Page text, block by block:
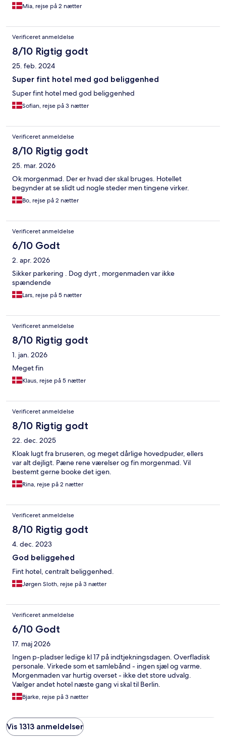
Mia, rejse på 2 nætter
Verificeret anmeldelse
8/10 Rigtig godt
25. feb. 2024
Super fint hotel med god beliggenhed
Super fint hotel med god beliggenhed
Sofian, rejse på 3 nætter
Verificeret anmeldelse
8/10 Rigtig godt
25. mar. 2026
Ok morgenmad. Der er hvad der skal bruges. Hotellet
begynder at se slidt ud nogle steder men tingene virker.
Bo, rejse på 2 nætter
Verificeret anmeldelse
6/10 Godt
2. apr. 2026
Sikker parkering . Dog dyrt , morgenmaden var ikke
spændende
Lars, rejse på 5 nætter
Verificeret anmeldelse
8/10 Rigtig godt
1. jan. 2026
Meget fin
Klaus, rejse på 5 nætter
Verificeret anmeldelse
8/10 Rigtig godt
22. dec. 2025
Kloak lugt fra bruseren, og meget dårlige hovedpuder, ellers
var alt dejligt. Pæne rene værelser og fin morgenmad. Vil
bestemt gerne booke det igen.
Rina, rejse på 2 nætter
Verificeret anmeldelse
8/10 Rigtig godt
4. dec. 2023
God beliggehed
Fint hotel, centralt beliggenhed.
Jørgen Sloth, rejse på 3 nætter
Verificeret anmeldelse
6/10 Godt
17. maj 2026
Ingen p-pladser ledige kl 17 på indtjekningsdagen. Overfladisk
personale. Virkede som et samlebånd - ingen sjæl og varme.
Morgenmaden var hurtig overset - ikke det store udvalg.
Vælger andet hotel næste gang vi skal til Berlin.
Bjarke, rejse på 3 nætter
Vis 1313 anmeldelser